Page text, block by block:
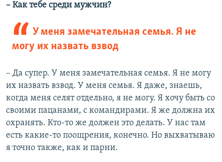
– Как тебе среди мужчин?
У меня замечательная семья. Я не
могу их назвать взвод
– Да супер. У меня замечательная семья. Я не могу
их назвать взвод. У меня семья. Я даже, знаешь,
когда меня селят отдельно, я не могу. Я хочу быть со
своими пацанами, с командирами. Я же должна их
охранять. Кто-то же должен это делать. У нас там
есть какие-то поощрения, конечно. Но выхватываю
я точно также, как и парни.